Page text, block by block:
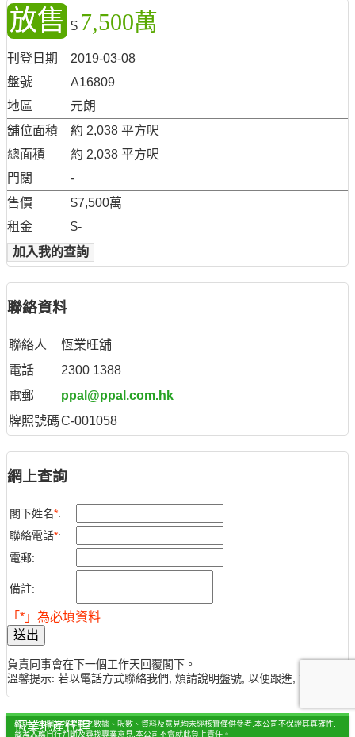
放售 $ 7,500萬
刊登日期
2019-03-08
盤號
A16809
地區
元朗
舖位面積
約 2,038 平方呎
總面積
約 2,038 平方呎
門闊
-
售價
$7,500萬
租金
$-
加入我的查詢
聯絡資料
聯絡人
恆業旺舖
電話
2300 1388
電郵
ppal@ppal.com.hk
牌照號碼C-001058
網上查詢
閣下姓名*:
聯絡電話*:
電郵:
備註:
「*」為必填資料
送出
負責同事會在下一個工作天回覆閣下。
溫馨提示: 若以電話方式聯絡我們, 煩請說明盤號, 以便跟進, 謝謝。
聲明：本網站所提供之數據、呎數、資料及意見均未經核實僅供參考,本公司不保證其真確性,
參考人應自行判斷及尋找專業意見,本公司不會就此負上責任。
恆業地產代理